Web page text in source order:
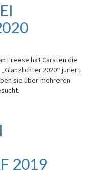
Freese hat Carsten die
2020“ juriert.
sie über mehreren
2019